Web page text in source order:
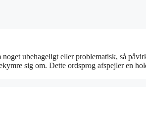
ubehageligt eller problematisk, så
sig om. Dette ordsprog afspejler en